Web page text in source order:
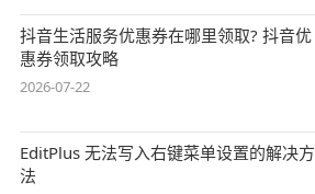
抖音生活服务优惠券在哪里领取? 抖音优
惠券领取攻略
2026-07-22
EditPlus 无法写入右键菜单设置的解决方
法